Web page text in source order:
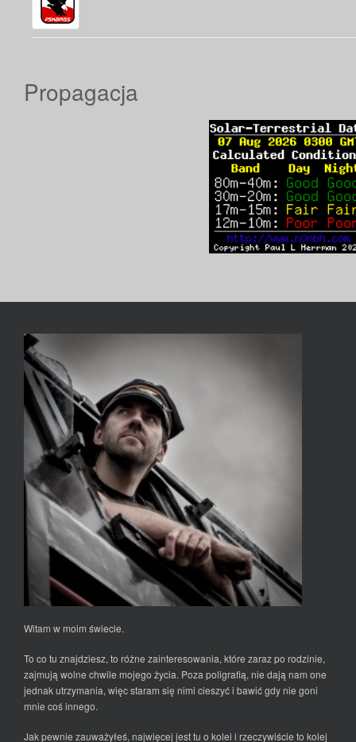
Propagacja
Witam w moim świecie.
To co tu znajdziesz, to różne zainteresowania, które zaraz po rodzinie,
zajmują wolne chwile mojego życia. Poza poligrafią, nie dają nam one
jednak utrzymania, więc staram się nimi cieszyć i bawić gdy nie goni
mnie coś innego.
Jak pewnie zauważyłeś, najwięcej jest tu o kolei i rzeczywiście to kolej